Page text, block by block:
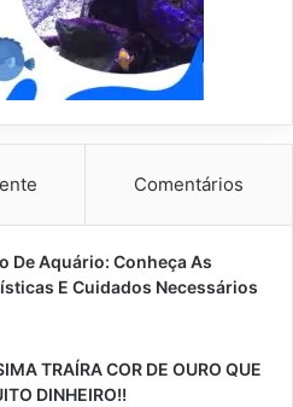
Comentários
De Aquário: Conheça As
E Cuidados Necessários
TRAÍRA COR DE OURO QUE
DINHEIRO!!